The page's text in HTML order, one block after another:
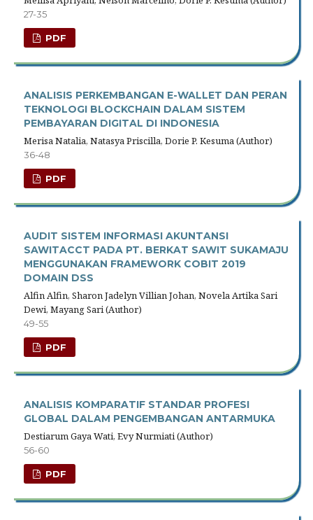
27-35
PDF
ANALISIS PERKEMBANGAN E-WALLET DAN PERAN
TEKNOLOGI BLOCKCHAIN DALAM SISTEM
PEMBAYARAN DIGITAL DI INDONESIA
Merisa Natalia, Natasya Priscilla, Dorie P. Kesuma (Author)
36-48
PDF
AUDIT SISTEM INFORMASI AKUNTANSI
SAWITACCT PADA PT. BERKAT SAWIT SUKAMAJU
MENGGUNAKAN FRAMEWORK COBIT 2019
DOMAIN DSS
Alfin Alfin, Sharon Jadelyn Villian Johan, Novela Artika Sari
Dewi, Mayang Sari (Author)
49-55
PDF
ANALISIS KOMPARATIF STANDAR PROFESI
GLOBAL DALAM PENGEMBANGAN ANTARMUKA
Destiarum Gaya Wati, Evy Nurmiati (Author)
56-60
PDF